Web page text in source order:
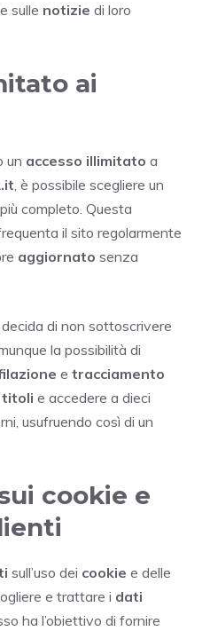
sulle notizie di loro
ai
un accesso illimitato a
, è possibile scegliere un
più completo. Questa
il sito regolarmente
aggiornato senza
decida di non sottoscrivere
la possibilità di
e tracciamento
titoli e accedere a dieci
usufruendo così di un
cookie e
sull’uso dei cookie e delle
e trattare i dati
ha l’obiettivo di fornire